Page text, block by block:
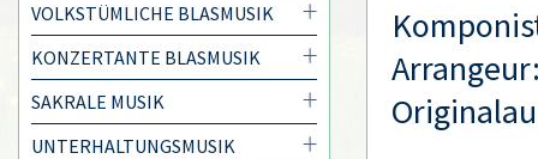
VOLKSTÜMLICHE BLASMUSIK
KONZERTANTE BLASMUSIK
SAKRALE MUSIK
UNTERHALTUNGSMUSIK